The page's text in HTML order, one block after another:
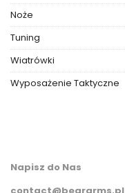
Noże
Tuning
Wiatrówki
Wyposażenie Taktyczne
Napisz do Nas
contact@beararms.pl